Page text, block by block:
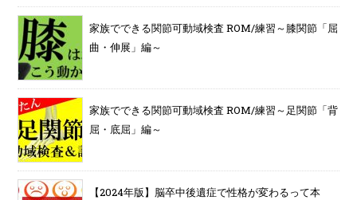
家族でできる関節可動域検査 ROM/練習～膝関節「屈
曲・伸展」編～
家族でできる関節可動域検査 ROM/練習～足関節「背
屈・底屈」編～
【2024年版】脳卒中後遺症で性格が変わるって本